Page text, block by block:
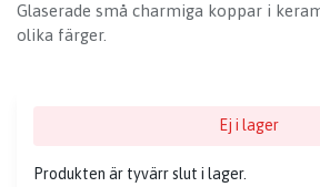
Glaserade små charmiga koppar i
olika färger.
Ej i lager
Produkten är tyvärr slut i lager.